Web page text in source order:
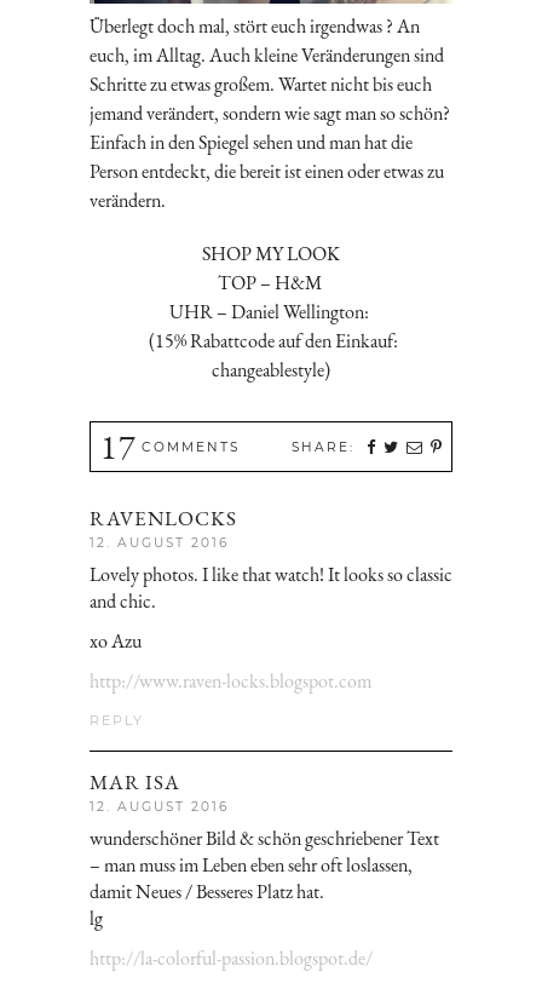
Überlegt doch mal, stört euch irgendwas ? An
euch, im Alltag. Auch kleine Veränderungen sind
Schritte zu etwas großem. Wartet nicht bis euch
jemand verändert, sondern wie sagt man so schön?
Einfach in den Spiegel sehen und man hat die
Person entdeckt, die bereit ist einen oder etwas zu
verändern.
SHOP MY LOOK
TOP – H&M
UHR – Daniel Wellington:
(15% Rabattcode auf den Einkauf:
changeablestyle)
17 COMMENTS SHARE:
RAVENLOCKS
12. AUGUST 2016
Lovely photos. I like that watch! It looks so classic
and chic.
xo Azu
http://www.raven-locks.blogspot.com
REPLY
MAR ISA
12. AUGUST 2016
wunderschöner Bild & schön geschriebener Text
– man muss im Leben eben sehr oft loslassen,
damit Neues / Besseres Platz hat.
lg
http://la-colorful-passion.blogspot.de/